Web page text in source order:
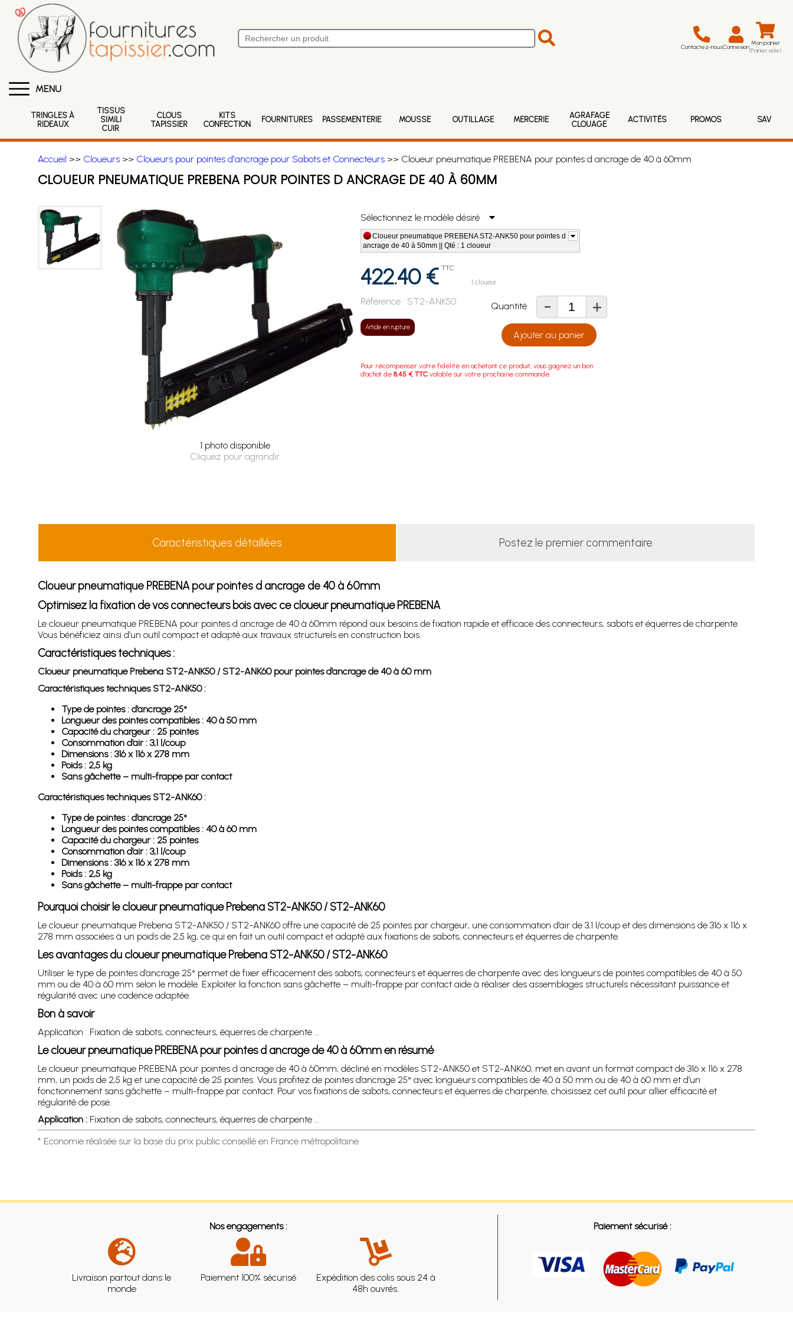
Contactez-nousConnexion Mon panier
(Panier vide)
MENU
TRINGLES À
RIDEAUX
TISSUS
SIMILI
CUIR
CLOUS
TAPISSIER
KITS
CONFECTION
FOURNITURES PASSEMENTERIE MOUSSE OUTILLAGE MERCERIE
AGRAFAGE
CLOUAGE
ACTIVITÉS PROMOS SAV
Accueil >> Cloueurs>> Cloueurs pour pointes d'ancrage pour Sabots et Connecteurs>> Cloueur pneumatique PREBENA pour pointes d ancrage de 40 à 60mm
CLOUEUR PNEUMATIQUE PREBENA POUR POINTES D ANCRAGE DE 40 À 60MM
1 photo disponible
Cliquez pour agrandir
Sélectionnez le modèle désiré
Cloueur pneumatique PREBENA ST2-ANK50 pour pointes d
ancrage de 40 à 50mm || Qté : 1 cloueur
422.40 € TTC
1 cloueur
Référence : ST2-ANK50
Article en rupture
Quantité - +
Ajouter au panier
Pour récompenser votre fidélité en achetant ce produit, vous gagnez un bon
d'achat de8.45 € TTC valable sur votre prochaine commande.
Caractéristiques détaillées Postez le premier commentaire
Cloueur pneumatique PREBENA pour pointes d ancrage de 40 à 60mm
Optimisez la fixation de vos connecteurs bois avec ce cloueur pneumatique PREBENA
Le cloueur pneumatique PREBENA pour pointes d ancrage de 40 à 60mm répond aux besoins de fixation rapide et efficace des connecteurs, sabots et équerres de charpente.
Vous bénéficiez ainsi d’un outil compact et adapté aux travaux structurels en construction bois.
Caractéristiques techniques :
Cloueur pneumatique Prebena ST2-ANK50 / ST2-ANK60 pour pointes d’ancrage de 40 à 60 mm
Caractéristiques techniques ST2-ANK50 :
Type de pointes : d’ancrage 25°
Longueur des pointes compatibles : 40 à 50 mm
Capacité du chargeur : 25 pointes
Consommation d’air : 3,1 l/coup
Dimensions : 316 x 116 x 278 mm
Poids : 2,5 kg
Sans gâchette – multi-frappe par contact
Caractéristiques techniques ST2-ANK60 :
Type de pointes : d’ancrage 25°
Longueur des pointes compatibles : 40 à 60 mm
Capacité du chargeur : 25 pointes
Consommation d’air : 3,1 l/coup
Dimensions : 316 x 116 x 278 mm
Poids : 2,5 kg
Sans gâchette – multi-frappe par contact
Pourquoi choisir le cloueur pneumatique Prebena ST2-ANK50 / ST2-ANK60
Le cloueur pneumatique Prebena ST2-ANK50 / ST2-ANK60 offre une capacité de 25 pointes par chargeur, une consommation d’air de 3,1 l/coup et des dimensions de 316 x 116 x
278 mm associées à un poids de 2,5 kg, ce qui en fait un outil compact et adapté aux fixations de sabots, connecteurs et équerres de charpente.
Les avantages du cloueur pneumatique Prebena ST2-ANK50 / ST2-ANK60
Utiliser le type de pointes d’ancrage 25° permet de fixer efficacement des sabots, connecteurs et équerres de charpente avec des longueurs de pointes compatibles de 40 à 50
mm ou de 40 à 60 mm selon le modèle. Exploiter la fonction sans gâchette – multi-frappe par contact aide à réaliser des assemblages structurels nécessitant puissance et
régularité avec une cadence adaptée.
Bon à savoir
Application : Fixation de sabots, connecteurs, équerres de charpente …
Le cloueur pneumatique PREBENA pour pointes d ancrage de 40 à 60mm en résumé
Le cloueur pneumatique PREBENA pour pointes d ancrage de 40 à 60mm, décliné en modèles ST2-ANK50 et ST2-ANK60, met en avant un format compact de 316 x 116 x 278
mm, un poids de 2,5 kg et une capacité de 25 pointes. Vous profitez de pointes d’ancrage 25° avec longueurs compatibles de 40 à 50 mm ou de 40 à 60 mm et d’un
fonctionnement sans gâchette – multi-frappe par contact. Pour vos fixations de sabots, connecteurs et équerres de charpente, choisissez cet outil pour allier efficacité et
régularité de pose.
Application :Fixation de sabots, connecteurs, équerres de charpente …
* Economie réalisée sur la base du prix public conseillé en France métropolitaine
Nos engagements :
Livraison partout dans le
monde
Paiement 100% sécurisé
Expédition des colis sous 24 à
48h ouvrés.
Paiement sécurisé :